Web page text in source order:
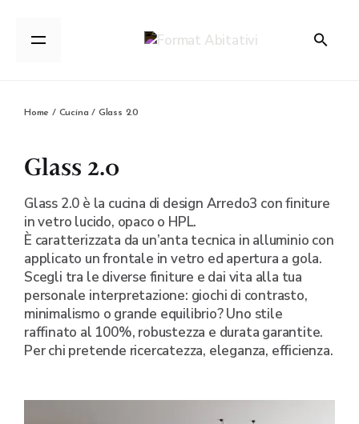
Home / Cucina / Glass 2.0
Glass 2.0
Glass 2.0 è la cucina di design Arredo3 con finiture
in vetro lucido, opaco o HPL.
È caratterizzata da un’anta tecnica in alluminio con
applicato un frontale in vetro ed apertura a gola.
Scegli tra le diverse finiture e dai vita alla tua
personale interpretazione: giochi di contrasto,
minimalismo o grande equilibrio? Uno stile
raffinato al 100%, robustezza e durata garantite.
Per chi pretende ricercatezza, eleganza, efficienza.